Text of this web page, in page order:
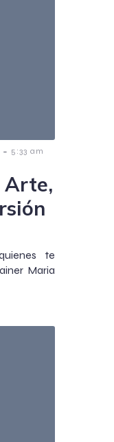
- 5:33 am
Arte,
te
Maria